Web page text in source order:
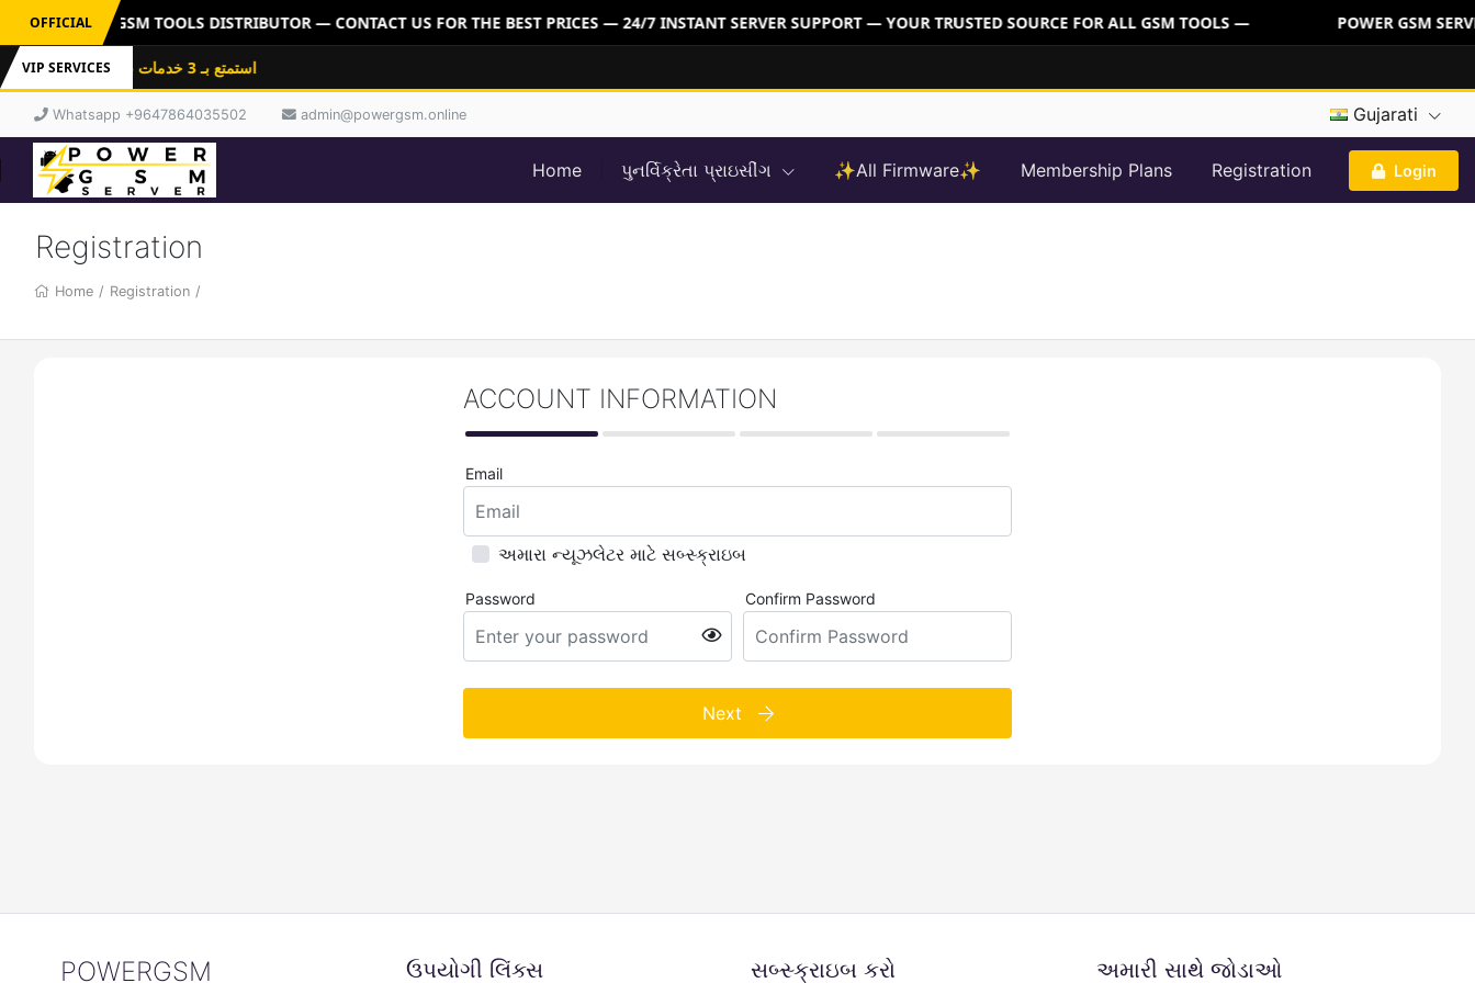
OFFICIAL
OFFICIAL GSM TOOLS DISTRIBUTOR — CONTACT US FOR THE BEST PRICES — 24/7 INSTANT SERVER SUPPORT — YOUR TRUSTED SOURCE FOR ALL GSM TOOLS — POWER GSM
VIP SERVICES استمتع بـ 3 خدمات باشتراك واحد: فلاشات
Whatsapp +9647864035502 admin@powergsm.online Gujarati
Home પુનર્વિક્રેતા પ્રાઇસીંગ ✨All Firmware✨ Membership Plans Registration Login
Registration
Home / Registration /
ACCOUNT INFORMATION
Email
અમારા ન્યૂઝલેટર માટે સબ્સ્ક્રાઇબ
Password Confirm Password
Next
POWERGSM ઉપયોગી લિંક્સ સબ્સ્ક્રાઇબ કરો અમારી સાથે જોડાઓ